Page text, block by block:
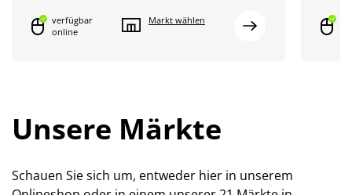
verfügbar
online
Markt wählen
Unsere Märkte
Schauen Sie sich um, entweder hier in unserem